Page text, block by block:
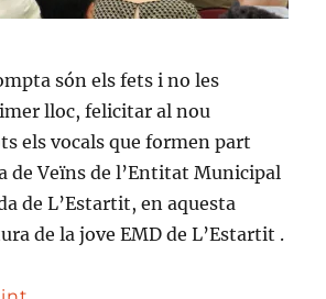
són els fets i no les
lloc, felicitar al nou
els vocals que formen part
de Veïns de l’Entitat Municipal
de L’Estartit, en aquesta
de la jove EMD de L’Estartit .